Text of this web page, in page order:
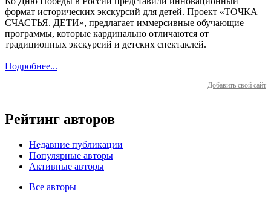
формат исторических экскурсий для детей. Проект «ТОЧКА
СЧАСТЬЯ. ДЕТИ», предлагает иммерсивные обучающие
программы, которые кардинально отличаются от
традиционных экскурсий и детских спектаклей.
Подробнее...
Добавить свой сайт
Рейтинг авторов
Недавние публикации
Популярные авторы
Активные авторы
Все авторы